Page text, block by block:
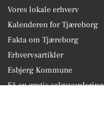
Vores lokale erhverv
Kalenderen for Tjæreborg
Fakta om Tjæreborg
Erhvervsartikler
Esbjerg Kommune
Få en gratis salgsvurdering